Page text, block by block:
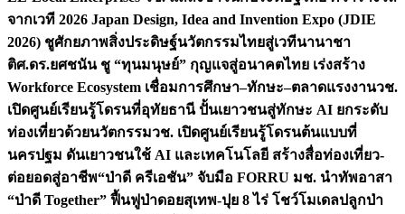
จากเวที 2026 Japan Design, Idea and Invention Expo (JDIE
2026) ชูศักยภาพสิ่งประดิษฐ์นวัตกรรมไทยสู่เวทีนานาชา
ติศ.ดร.ยศชนัน ชู “ทุนมนุษย์” กุญแจสู่อนาคตไทย เร่งสร้าง
Workforce Ecosystem เชื่อมการศึกษา–ทักษะ–ตลาดแรงงานวช.
เปิดศูนย์เรียนรู้โดรนที่อุทัยธานี ปั้นเยาวชนสู่ทักษะ AI ยกระดับ
ท่องเที่ยวด้วยนวัตกรรมวช. เปิดศูนย์เรียนรู้โดรนต้นแบบที่
นครปฐม ดันเยาวชนใช้ AI และเทคโนโลยี สร้างสื่อท่องเที่ยว-
ต่อยอดสู่อาชีพ“ป่าดี ครีเอชัน” จับมือ FORRU มช. นำทัพอาสา
“ป่าดี Together” ฟื้นฟูป่าดอยสุเทพ-ปุย 8 ไร่ โชว์โมเดลปลูกป่า